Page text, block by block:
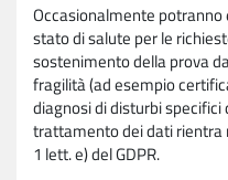
Occasionalmente
stato di salute per le
sostenimento della prova
fragilità (ad esempio
diagnosi di disturbi specifici
trattamento dei dati rientra
1 lett. e) del GDPR.